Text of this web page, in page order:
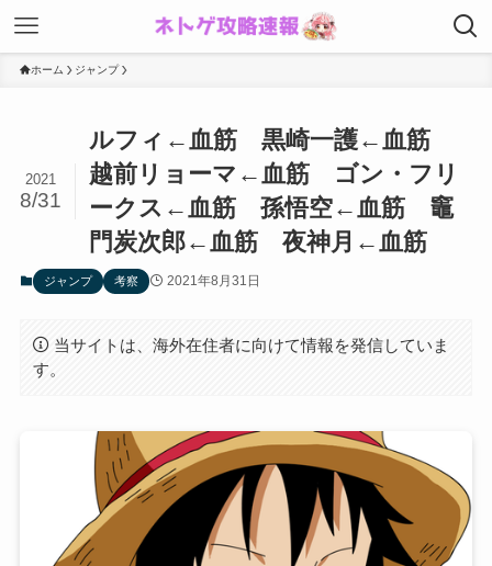
ホーム ジャンプ
ルフィ←血筋 黒崎一護←血筋
越前リョーマ←血筋 ゴン・フリ
ークス←血筋 孫悟空←血筋 竈
門炭次郎←血筋 夜神月←血筋
2021
8/31
ジャンプ 考察 2021年8月31日
当サイトは、海外在住者に向けて情報を発信していま
す。